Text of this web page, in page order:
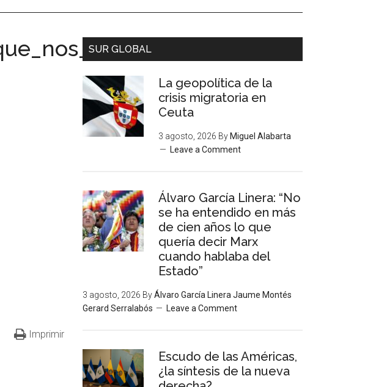
Imprimir
SUR GLOBAL
La geopolítica de la
crisis migratoria en
Ceuta
3 agosto, 2026 By Miguel Alabarta
Leave a Comment
Álvaro García Linera: “No
se ha entendido en más
de cien años lo que
quería decir Marx
cuando hablaba del
Estado”
3 agosto, 2026 ByÁlvaro García Linera Jaume Montés
Gerard Serralabós
Leave a Comment
Escudo de las Américas,
¿la síntesis de la nueva